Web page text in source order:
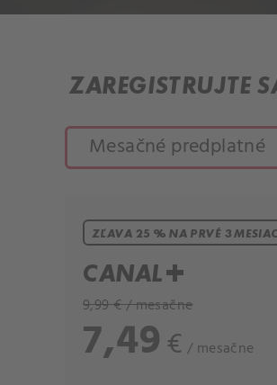
ZAREGISTRUJTE
Mesačné predplatné
ZĽAVA 25 % NA PRVÉ 3
CANAL+
9,99 € / mesačne
7,49 € / mesačne